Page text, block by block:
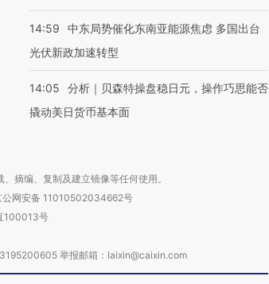
14:59
中东局势催化东南亚能源焦虑 多国出台
光伏新政加速转型
14:05
分析｜贝森特操盘稳日元，操作巧思能否
撬动美日货币基本面
摘编、复制及建立镜像等任何使用。
公网安备 11010502034662号
100013号
举报邮箱：laixin@caixin.com